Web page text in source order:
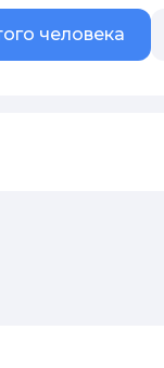
человека